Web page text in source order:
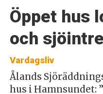
Öppet hus
och
Vardagsliv
Ålands
hus i Hamnsundet: